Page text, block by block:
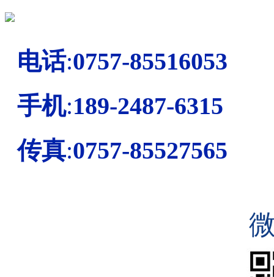
电话:0757-85516053
手机:189-2487-6315
传真:0757-85527565